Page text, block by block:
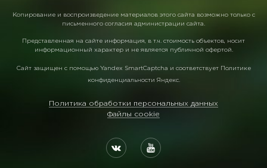
Копирование и воспроизведение материалов этого сайта возможно только с
письменного согласия администрации сайта.
Представленная на сайте информация, в т.ч. стоимость объектов, носит
информационный характер и не является публичной офертой.
Сайт защищен с помощью Yandex SmartCaptcha и соответствует Политике
конфиденциальности Яндекс.
Политика обработки персональных данных
Файлы cookie